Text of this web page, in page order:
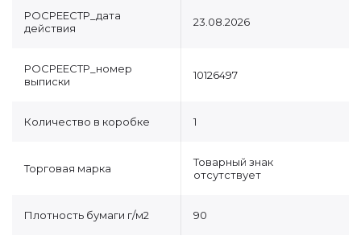
РОСРЕЕСТР_дата
действия
23.08.2026
РОСРЕЕСТР_номер
выписки
10126497
Количество в коробке 1
Торговая марка
Товарный знак
отсутствует
Плотность бумаги г/м2 90